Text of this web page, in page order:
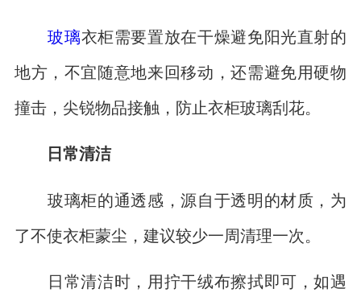
玻璃衣柜需要置放在干燥避免阳光直射的
地方，不宜随意地来回移动，还需避免用硬物
撞击，尖锐物品接触，防止衣柜玻璃刮花。
日常清洁
玻璃柜的通透感，源自于透明的材质，为
了不使衣柜蒙尘，建议较少一周清理一次。
日常清洁时，用拧干绒布擦拭即可，如遇